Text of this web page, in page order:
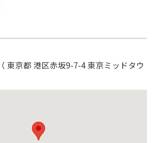
（ 東京都 港区赤坂9-7-4 東京ミッドタウ